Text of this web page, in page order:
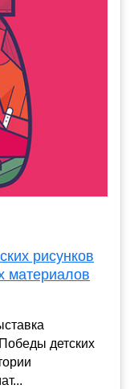
рисунков
материалов
детских